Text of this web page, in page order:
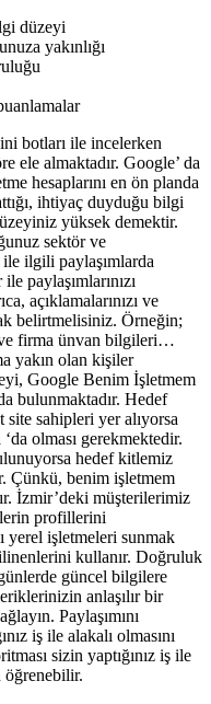
düzeyi
yakınlığı
botları ile incelerken
ele almaktadır. Google’ da
hesaplarını en ön planda
ihtiyaç duyduğu bilgi
yüksek demektir.
sektör ve
ile ilgili paylaşımlarda
paylaşımlarınızı
açıklamalarınızı ve
belirtmelisiniz. Örneğin;
ve firma ünvan bilgileri…
yakın olan kişiler
Google Benim İşletmem
bulunmaktadır. Hedef
sahipleri yer alıyorsa
olması gerekmektedir.
hedef kitlemiz
Çünkü, benim işletmem
İzmir’deki müşterilerimiz
profillerini
yerel işletmeleri sunmak
kullanır. Doğruluk
güncel bilgilere
anlaşılır bir
Paylaşımını
iş ile alakalı olmasını
sizin yaptığınız iş ile
öğrenebilir.